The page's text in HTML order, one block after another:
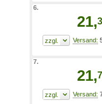
6.
21,
7.
21,